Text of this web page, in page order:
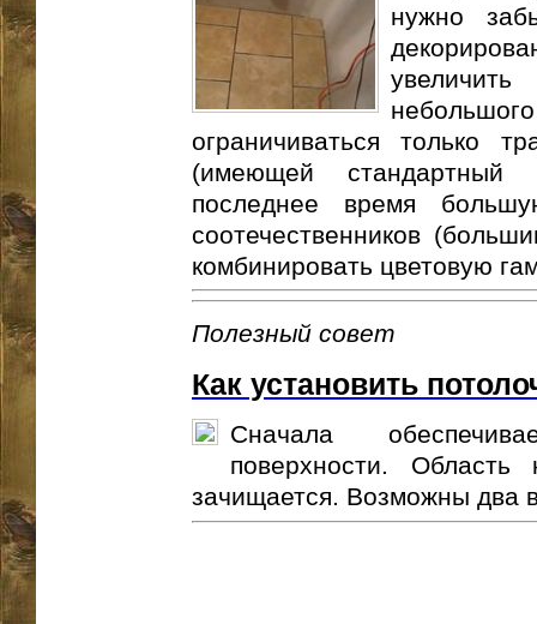
нужно
ограничиваться только
(имеющей стандартный
последнее время
соотечественников
комбинировать цветовую
Полезный совет
Как установить
Сначала
поверхности. Область
зачищается. Возможны два